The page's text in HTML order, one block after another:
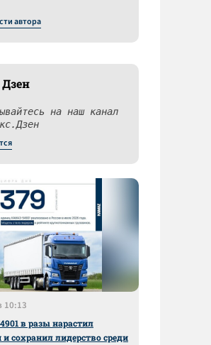
автора
Дзен
на наш канал
10:13
в разы нарастил
сохранил лидерство среди